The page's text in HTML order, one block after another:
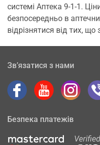
системі Аптека 9-1-1.
безпосередньо в
відрізнятися від тих, що
Зв’язатися з нами
Безпека платежів